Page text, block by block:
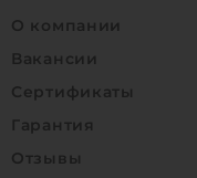
О компании
Вакансии
Сертификаты
Гарантия
Отзывы